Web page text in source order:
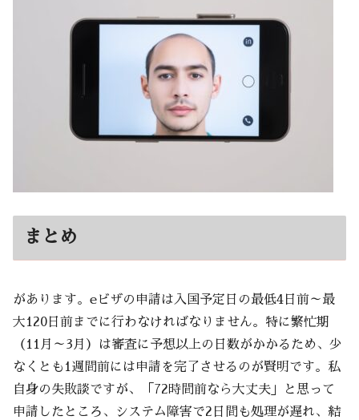
まとめ
があります。eビザの申請は入国予定日の最低4日前～最
大120日前までに行わなければなりません。特に繁忙期
（11月～3月）は審査に予想以上の日数がかかるため、少
なくとも1週間前には申請を完了させるのが賢明です。私
自身の失敗談ですが、「72時間前なら大丈夫」と思って
申請したところ、システム障害で2日間も処理が遅れ、結